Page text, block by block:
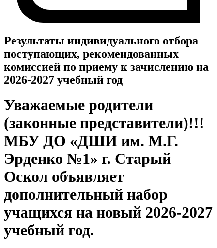
Результаты индивидуального отбора
поступающих, рекомендованных
комиссией по приему к зачислению на
2026-2027 учебный год
Уважаемые родители
(законные представители)!!!
МБУ ДО «ДШИ им. М.Г.
Эрденко №1» г. Старый
Оскол объявляет
дополнительный набор
учащихся на новый 2026-2027
учебный год.